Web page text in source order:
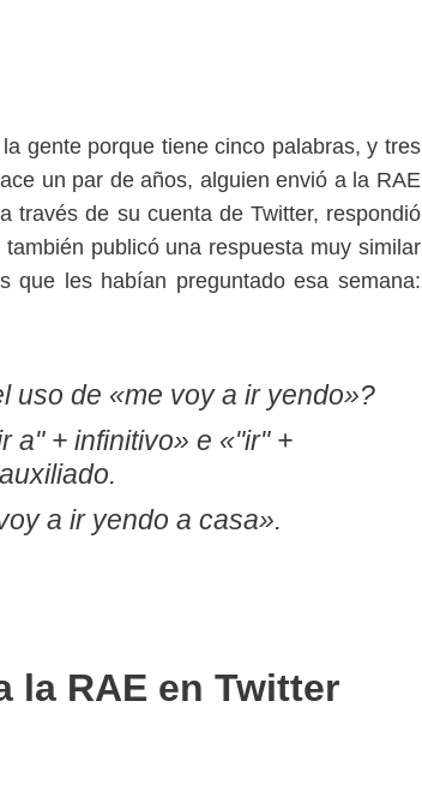
gente porque tiene cinco palabras, y tres
un par de años, alguien envió a la RAE
través de su cuenta de Twitter, respondió
publicó una respuesta muy similar
que les habían preguntado esa semana:
uso de «me voy a ir yendo»?
a" + infinitivo» e «"ir" +
a ir yendo a casa».
la RAE en Twitter